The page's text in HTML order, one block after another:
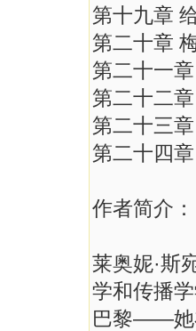
第十九章
第二十章
第二十一
第二十二
第二十三
第二十四
作者简介：
莱奥妮·斯
学和传播
巴黎——她